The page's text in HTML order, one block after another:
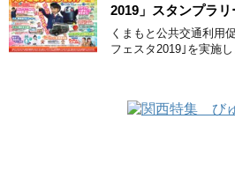
2019」スタンプラ
くまもと公共交通利用
フェスタ2019｣を実施